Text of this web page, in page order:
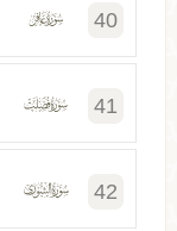
40
41
42